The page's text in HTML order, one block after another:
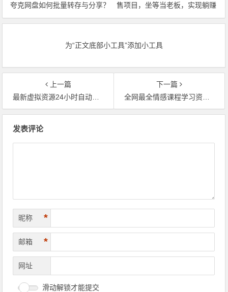
夸克网盘如何批量转存与分享？
（批量转存分享软件+万部短剧
售项目，坐等当老板，实现躺赚
为“正文底部小工具”添加小工具
上一篇
最新虚拟资源24小时自动销售项目，站长手把手教学（副业，全职均可）
下一篇
全网最全情感课程学习资源15000G+源头资源百度网盘持续更新
发表评论
昵称 *
邮箱 *
网址
滑动解锁才能提交